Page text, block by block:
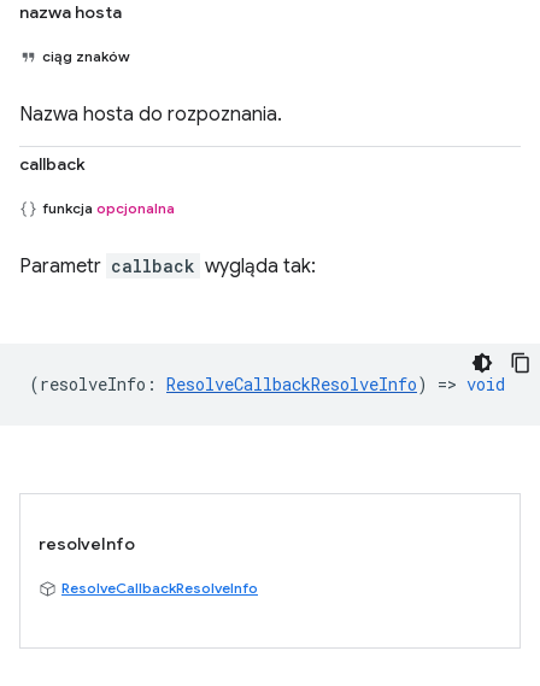
nazwa hosta
ciąg znaków
Nazwa hosta do rozpoznania.
callback
funkcja opcjonalna
Parametr callback wygląda tak:
(resolveInfo : ResolveCallbackResolveInfo) => void
resolveInfo
ResolveCallbackResolveInfo